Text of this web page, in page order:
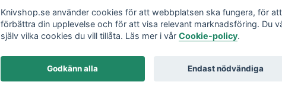
Knivshop.se använder cookies för att webbplatsen ska fungera, för att
förbättra din upplevelse och för att visa relevant marknadsföring. Du
själv vilka cookies du vill tillåta. Läs mer i vår Cookie-policy.
Godkänn alla Endast nödvändiga